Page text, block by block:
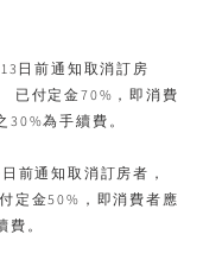
日前通知取消訂房
付定金70%，即消費
30%為手續費。
前通知取消訂房者，
金50%，即消費者應
。